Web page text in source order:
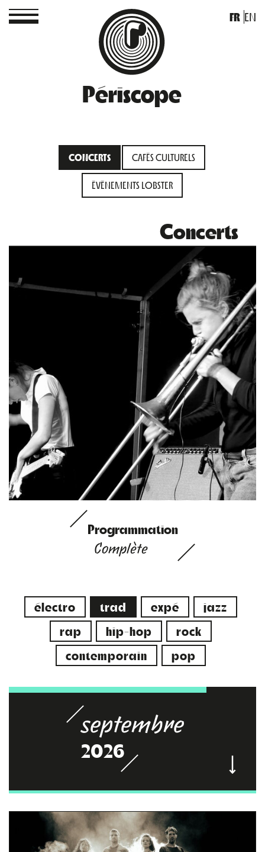
Périscope
FR EN
CONCERTS CAFÉS CULTURELS
ÉVÉNEMENTS LOBSTER
Concerts
Programmation
Complète
électro trad expé
jazz
rap
hip-hop
rock
contemporain
pop
septembre
2026